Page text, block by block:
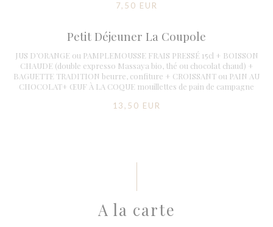
7,50 EUR
Petit Déjeuner La Coupole
JUS D’ORANGE ou PAMPLEMOUSSE FRAIS PRESSÉ 15cl + BOISSON
CHAUDE (double expresso Massaya bio, thé ou chocolat chaud) +
BAGUETTE TRADITION beurre, confiture + CROISSANT ou PAIN AU
CHOCOLAT+ ŒUF À LA COQUE mouillettes de pain de campagne
13,50 EUR
A la carte